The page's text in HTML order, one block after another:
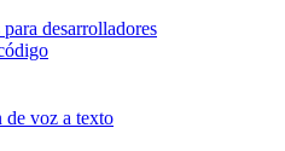
desarrolladores
de voz a texto